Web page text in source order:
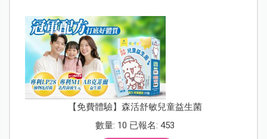
【免費體驗】森活舒敏兒童益生菌
數量: 10 已報名: 453